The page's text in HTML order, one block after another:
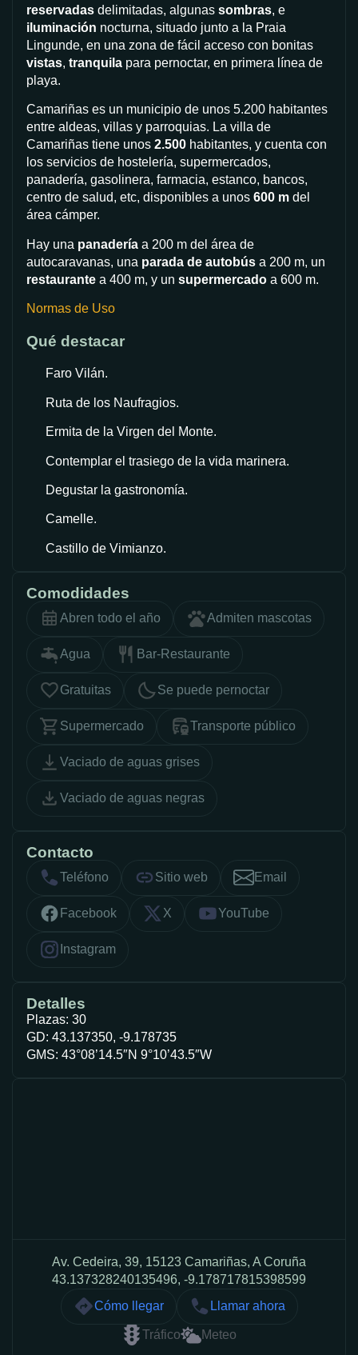
reservadas delimitadas, algunas sombras, e
iluminación nocturna, situado junto a la Praia
Lingunde, en una zona de fácil acceso con bonitas
vistas, tranquila para pernoctar, en primera línea de
playa.
Camariñas es un municipio de unos 5.200 habitantes
entre aldeas, villas y parroquias. La villa de
Camariñas tiene unos 2.500 habitantes, y cuenta con
los servicios de hostelería, supermercados,
panadería, gasolinera, farmacia, estanco, bancos,
centro de salud, etc, disponibles a unos 600 m del
área cámper.
Hay una panadería a 200 m del área de
autocaravanas, una parada de autobús a 200 m, un
restaurante a 400 m, y un supermercado a 600 m.
Normas de Uso
Qué destacar
Faro Vilán.
Ruta de los Naufragios.
Ermita de la Virgen del Monte.
Contemplar el trasiego de la vida marinera.
Degustar la gastronomía.
Camelle.
Castillo de Vimianzo.
Comodidades
Abren todo el año Admiten mascotas
Agua Bar-Restaurante
Gratuitas Se puede pernoctar
Supermercado Transporte público
Vaciado de aguas grises
Vaciado de aguas negras
Contacto
Teléfono Sitio web Email
Facebook X YouTube
Instagram
Detalles
Plazas: 30
GD: 43.137350, -9.178735
GMS: 43°08’14.5″N 9°10’43.5″W
Av. Cedeira, 39, 15123 Camariñas, A Coruña
43.137328240135496, -9.178717815398599
Cómo llegar
Llamar ahora
Tráfico Meteo